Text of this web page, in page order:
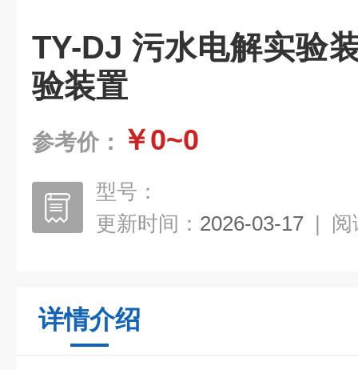
TY-DJ 污水电解实验
验装置
参考价： ￥0~0
型号：
更新时间： 2026-03-17 | 阅
详情介绍